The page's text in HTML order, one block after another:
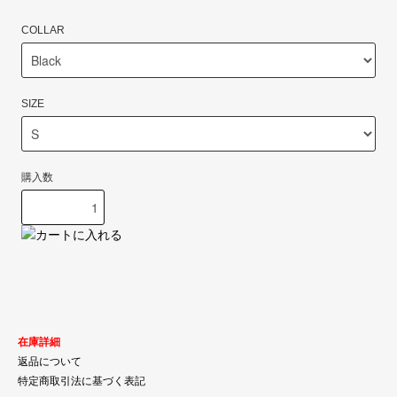
COLLAR
SIZE
購入数
在庫詳細
返品について
特定商取引法に基づく表記